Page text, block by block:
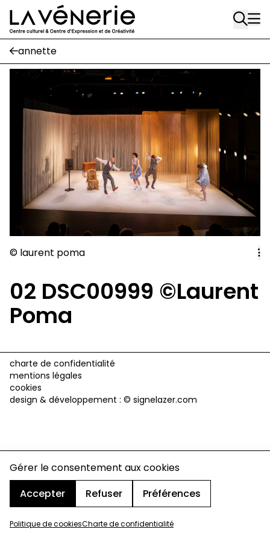
Gérer le consentement aux cookies
Accepter
Refuser Préférences
Politique de cookiesCharte de confidentialité
Aller au contenu principal
Rue Gratès, 3
1170 Watermael-Boitsfort
02 663 85 50
Écuries
Place Gilson, 3
1170 Watermael-Boitsfort
02 663 85 50
suivez-nous
Journal Vénerie- version papier
Newsletter
A
annette
© laurent poma
02 DSC00999 ©Laurent
Poma
charte de confidentialité
mentions légales
cookies
design & développement : © signelazer.com